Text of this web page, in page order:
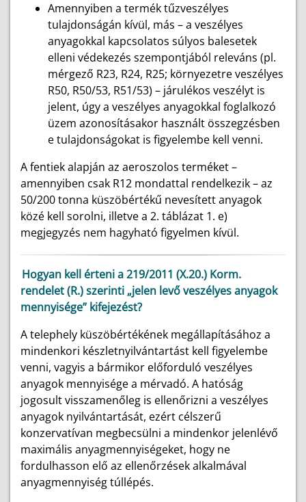
Amennyiben a termék tűzveszélyes
tulajdonságán kívül, más – a veszélyes
anyagokkal kapcsolatos súlyos balesetek
elleni védekezés szempontjából releváns (pl.
mérgező R23, R24, R25; környezetre veszélyes
R50, R50/53, R51/53) – járulékos veszélyt is
jelent, úgy a veszélyes anyagokkal foglalkozó
üzem azonosításakor használt összegzésben
e tulajdonságokat is figyelembe kell venni.
A fentiek alapján az aeroszolos terméket –
amennyiben csak R12 mondattal rendelkezik – az
50/200 tonna küszöbértékű nevesített anyagok
közé kell sorolni, illetve a 2. táblázat 1. e)
megjegyzés nem hagyható figyelmen kívül.
Hogyan kell érteni a 219/2011 (X.20.) Korm.
rendelet (R.) szerinti „jelen levő veszélyes anyagok
mennyisége” kifejezést?
A telephely küszöbértékének megállapításához a
mindenkori készletnyilvántartást kell figyelembe
venni, vagyis a bármikor előforduló veszélyes
anyagok mennyisége a mérvadó. A hatóság
jogosult visszamenőleg is ellenőrizni a veszélyes
anyagok nyilvántartását, ezért célszerű
konzervatívan megbecsülni a mindenkor jelenlévő
maximális anyagmennyiségeket, hogy ne
fordulhasson elő az ellenőrzések alkalmával
anyagmennyiség túllépés.